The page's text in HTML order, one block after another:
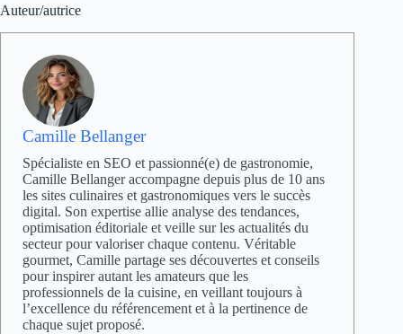
Auteur/autrice
Camille Bellanger
Spécialiste en SEO et passionné(e) de gastronomie,
Camille Bellanger accompagne depuis plus de 10 ans
les sites culinaires et gastronomiques vers le succès
digital. Son expertise allie analyse des tendances,
optimisation éditoriale et veille sur les actualités du
secteur pour valoriser chaque contenu. Véritable
gourmet, Camille partage ses découvertes et conseils
pour inspirer autant les amateurs que les
professionnels de la cuisine, en veillant toujours à
l’excellence du référencement et à la pertinence de
chaque sujet proposé.